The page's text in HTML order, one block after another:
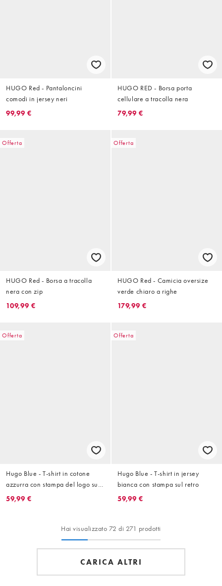
HUGO Red - Pantaloncini
comodi in jersey neri
99,99 €
HUGO RED - Borsa porta
cellulare a tracolla nera
79,99 €
Offerta
HUGO Red - Borsa a tracolla
nera con zip
109,99 €
Offerta
HUGO Red - Camicia oversize
verde chiaro a righe
179,99 €
Offerta
Hugo Blue - T-shirt in cotone
azzurra con stampa del logo sul
retro
59,99 €
Offerta
Hugo Blue - T-shirt in jersey
bianca con stampa sul retro
59,99 €
Hai visualizzato 72 di 271 prodotti
CARICA ALTRI